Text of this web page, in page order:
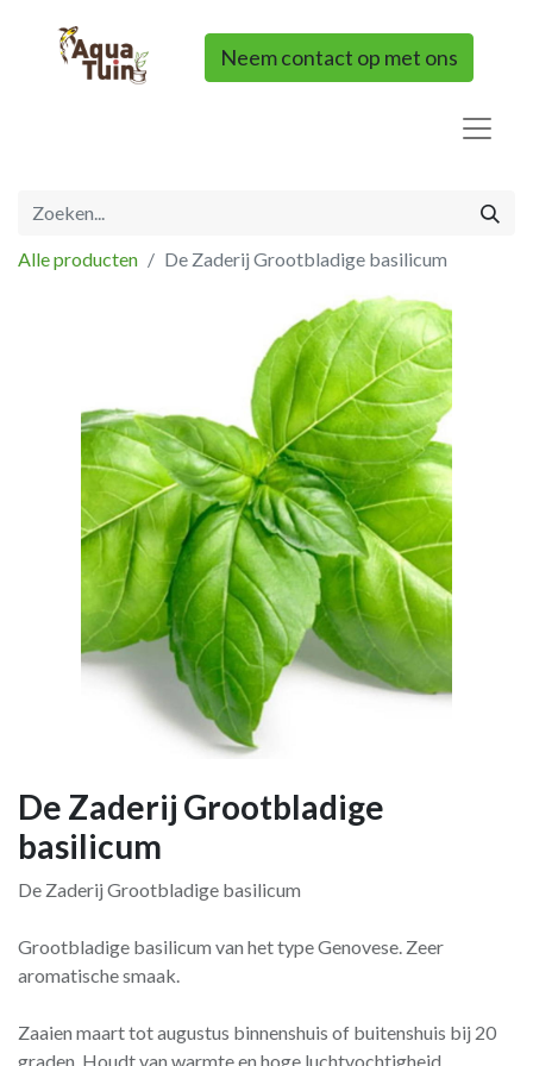
Neem contact op met ons
Alle producten De Zaderij Grootbladige basilicum
De Zaderij Grootbladige
basilicum
De Zaderij Grootbladige basilicum
Grootbladige basilicum van het type Genovese. Zeer
aromatische smaak.
Zaaien maart tot augustus binnenshuis of buitenshuis bij 20
graden. Houdt van warmte en hoge luchtvochtigheid.